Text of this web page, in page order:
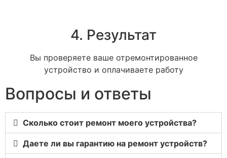
4. Результат
Вы проверяете ваше отремонтированное
устройство и оплачиваете работу
Вопросы и ответы
Сколько стоит ремонт моего устройства?
Даете ли вы гарантию на ремонт устройств?